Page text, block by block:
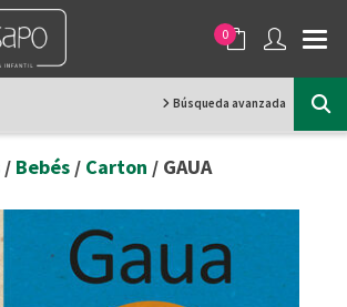
0
Búsqueda avanzada
/ Bebés / Carton / GAUA